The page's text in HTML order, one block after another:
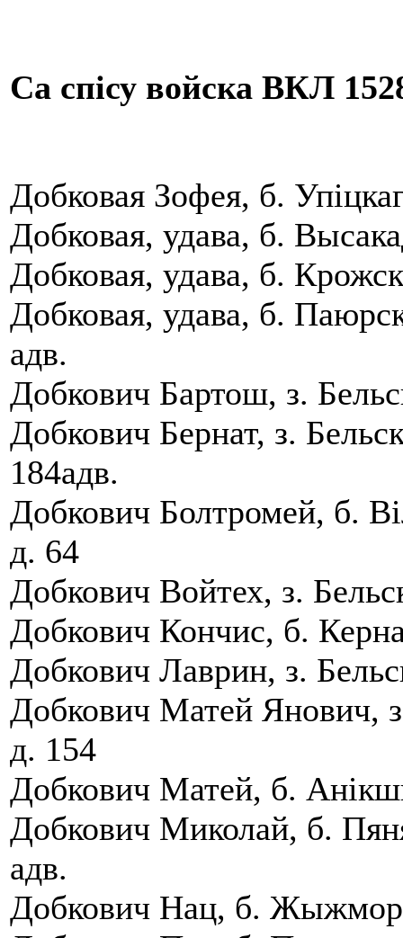
Са спісу войска ВКЛ
Добковая Зофея, б.
Добковая, удава, б.
Добковая, удава, б.
Добковая, удава, б.
адв.
Добкович Бартош, з.
Добкович Бернат, з.
184адв.
Добкович Болтромей, б.
д. 64
Добкович Войтех, з.
Добкович Кончис, б.
Добкович Лаврин, з.
Добкович Матей Янович,
д. 154
Добкович Матей, б.
Добкович Миколай, б.
адв.
Добкович Нац, б.